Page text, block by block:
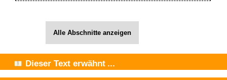
Alle Abschnitte anzeigen
Dieser Text erwähnt ...